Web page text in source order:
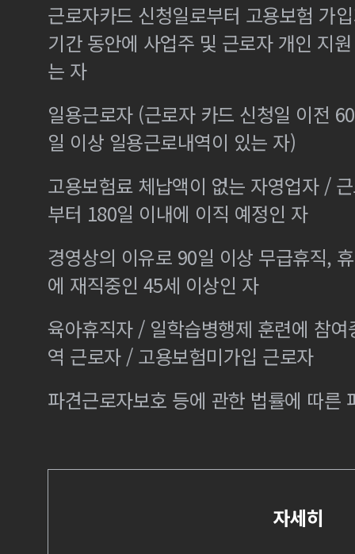
근로자카드 신청일로부터 고용보험 가
기간 동안에 사업주 및 근로자 개인 지
는 자
일용근로자 (근로자 카드 신청일 이전
일 이상 일용근로내역이 있는 자)
고용보험료 체납액이 없는 자영업자 /
부터 180일 이내에 이직 예정인 자
경영상의 이유로 90일 이상 무급휴직,
에 재직중인 45세 이상인 자
육아휴직자 / 일학습병행제 훈련에 참
역 근로자 / 고용보험미가입 근로자
파견근로자보호 등에 관한 법률에 따른
자세히